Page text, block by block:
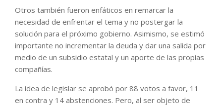
Otros también fueron enfáticos en remarcar la
necesidad de enfrentar el tema y no postergar la
solución para el próximo gobierno. Asimismo, se estimó
importante no incrementar la deuda y dar una salida por
medio de un subsidio estatal y un aporte de las propias
compañías.
La idea de legislar se aprobó por 88 votos a favor, 11
en contra y 14 abstenciones. Pero, al ser objeto de